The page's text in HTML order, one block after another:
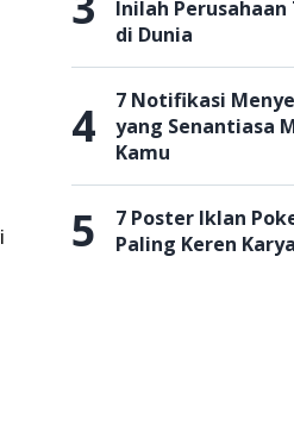
Inilah
di Dunia
4
7 Notifikasi
yang Senantiasa
Kamu
5
7 Poster Iklan
Paling Keren